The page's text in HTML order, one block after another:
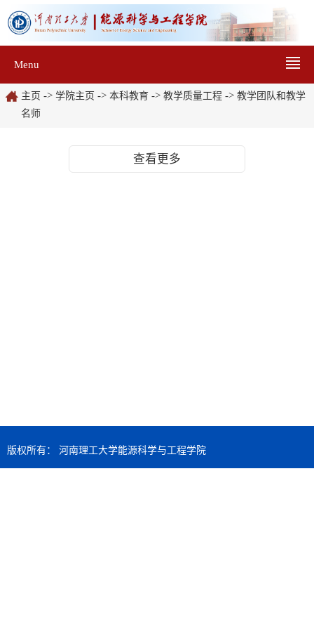
Menu
主页 -> 学院主页 -> 本科教育 -> 教学质量工程 -> 教学团队和教学
名师
查看更多
版权所有： 河南理工大学能源科学与工程学院